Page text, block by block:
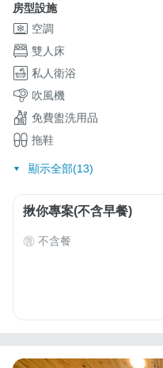
房型設施
空調
雙人床
私人衛浴
吹風機
免費盥洗用品
拖鞋
顯示全部(13)
揪你專案(不含早餐)
不含餐